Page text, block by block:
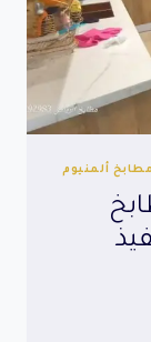
مطابخ ألمنيوم